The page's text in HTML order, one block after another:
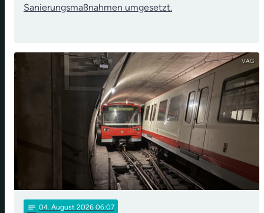
Sanierungsmaßnahmen umgesetzt.
VAG
notes 04. August 2026 06:07